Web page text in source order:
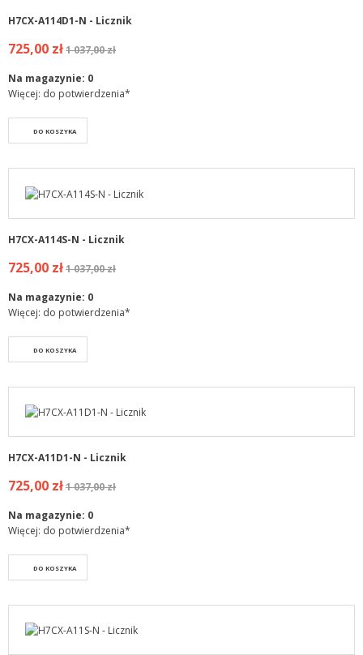
H7CX-A114D1-N - Licznik
725,00 zł1 037,00 zł
Na magazynie: 0
Więcej: do potwierdzenia*
DO KOSZYKA
H7CX-A114S-N - Licznik
725,00 zł1 037,00 zł
Na magazynie: 0
Więcej: do potwierdzenia*
DO KOSZYKA
H7CX-A11D1-N - Licznik
725,00 zł1 037,00 zł
Na magazynie: 0
Więcej: do potwierdzenia*
DO KOSZYKA